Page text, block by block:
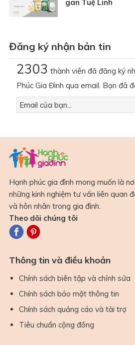
gan Tuệ Linh
Đăng ký nhận bản tin
2303 thành viên đã đăng ký
Phúc Gia Đình qua email. Bạn đã
Hạnh phúc gia đình mong muốn là
những kinh nghiệm tư vấn liên quan
và hôn nhân trong gia đình.
Theo dõi chúng tôi
Thông tin và điều khoản
Chính sách biên tập và chỉnh sửa
Chính sách bảo mật thông tin
Chính sách quảng cáo và tài trợ
Tiêu chuẩn cộng đồng